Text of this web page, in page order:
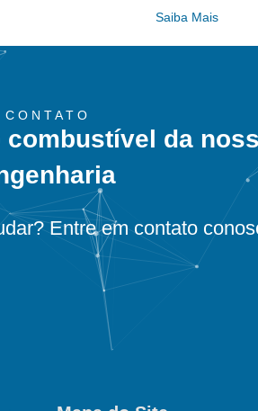
Saiba Mais
CONTATO
combustível da
Entre em contato